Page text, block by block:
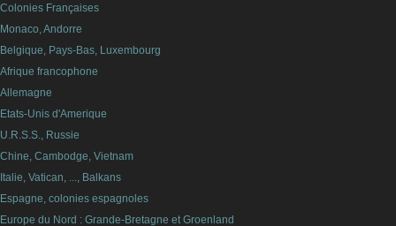
Colonies Françaises
Monaco, Andorre
Belgique, Pays-Bas, Luxembourg
Afrique francophone
Allemagne
Etats-Unis d'Amerique
U.R.S.S., Russie
Chine, Cambodge, Vietnam
Italie, Vatican, ..., Balkans
Espagne, colonies espagnoles
Europe du Nord : Grande-Bretagne et Groenland